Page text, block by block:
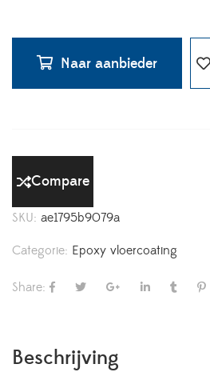
Naar aanbieder
Compare
SKU: ae1795b9079a
Categorie: Epoxy vloercoating
Share:
Beschrijving